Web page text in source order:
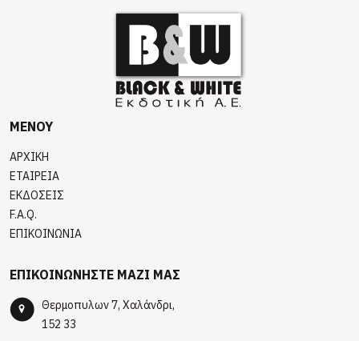
ΜΕΝΟΥ
ΑΡΧΙΚΗ
ΕΤΑΙΡΕΙΑ
ΕΚΔΟΣΕΙΣ
F.A.Q.
ΕΠΙΚΟΙΝΩΝΙΑ
ΕΠΙΚΟΙΝΩΝΗΣΤΕ ΜΑΖΙ ΜΑΣ
Θερμοπυλων 7, Χαλάνδρι,
152 33